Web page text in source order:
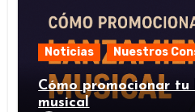
Noticias Nuestros
Cómo promocionar
musical